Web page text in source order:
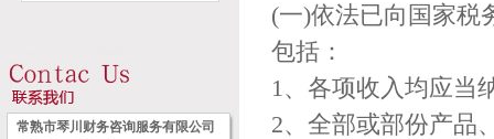
常熟市琴川财务咨询服务有限公司
(一)依法已向国家税
包括：
1、各项收入均应当
2、全部或部份产品